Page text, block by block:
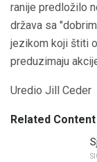
ranije predložilo
država sa
jezikom koji štiti
preduzimaju
Uredio Jill Ceder
Related Content